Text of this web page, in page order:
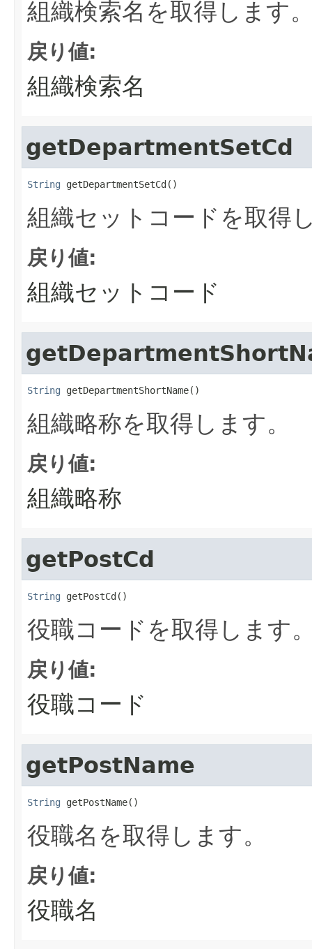
組織検索名を取得します
戻り値:
組織検索名
getDepartmentSetCd
String getDepartmentSetCd()
組織セットコードを取得
戻り値:
組織セットコード
String getDepartmentShortName()
組織略称を取得します。
戻り値:
組織略称
getPostCd
String getPostCd()
役職コードを取得します
戻り値:
役職コード
getPostName
String getPostName()
役職名を取得します。
戻り値:
役職名